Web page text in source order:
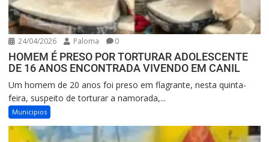
24/04/2026 Paloma 0
HOMEM É PRESO POR TORTURAR ADOLESCENTE
DE 16 ANOS ENCONTRADA VIVENDO EM CANIL
Um homem de 20 anos foi preso em flagrante, nesta quinta-
feira, suspeito de torturar a namorada,...
Municipios